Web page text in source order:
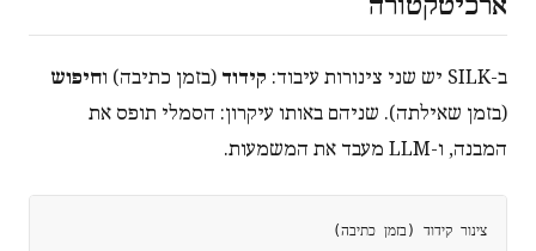
ב-SILK יש שני צינורות עיבוד: קידוד (בזמן כתיבה) וחיפוש
(בזמן שאילתה). שניהם באותו עיקרון: הסמלי תופס את
המבנה, ו-LLM מעבד את המשמעות.